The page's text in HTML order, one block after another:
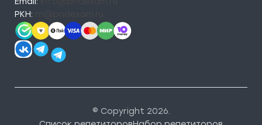
РКН:
© Copyright 2026.